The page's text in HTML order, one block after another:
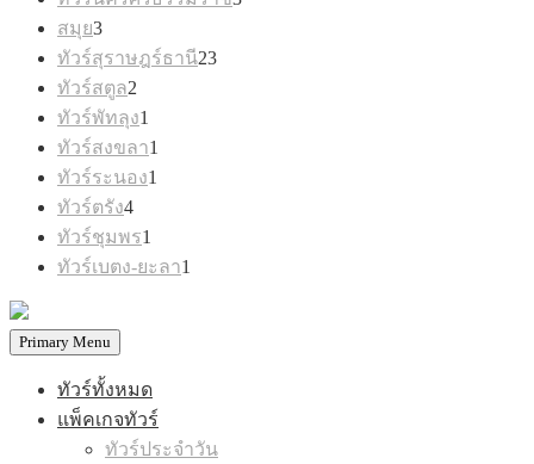
สมุย3
สินค้า
ทัวร์สุราษฎร์ธานี23
ทัวร์สตูล2
สินค้า
ทัวร์พัทลุง1
สินค้า
ทัวร์สงขลา1
ทัวร์ระนอง1
ทัวร์ตรัง4
สินค้า
ทัวร์ชุมพร1
สินค้า
ทัวร์เบตง-ยะลา1
Primary Menu
ทัวร์ทั้งหมด
แพ็คเกจทัวร์
ทัวร์ประจำวัน